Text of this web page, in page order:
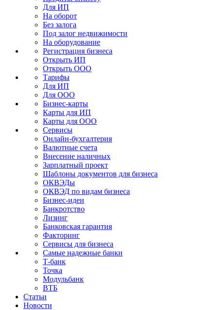
Для ИП
На оборот
Без залога
Под залог недвижимости
На оборудование
Регистрация бизнеса
Открыть ИП
Открыть ООО
Тарифы
Для ИП
Для ООО
Бизнес-карты
Карты для ИП
Карты для ООО
Сервисы
Онлайн-бухгалтерия
Валютные счета
Внесение наличных
Зарплатный проект
Шаблоны документов для бизнеса
ОКВЭДы
ОКВЭД по видам бизнеса
Бизнес-идеи
Банкротство
Лизинг
Банковская гарантия
Факторинг
Сервисы для бизнеса
Самые надежные банки
Т-банк
Точка
Модульбанк
ВТБ
Статьи
Новости